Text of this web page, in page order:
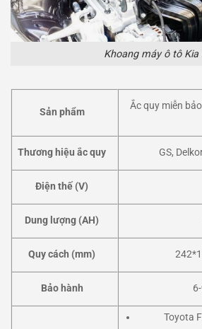
Khoang máy ô tô Kia
Sản phẩm
Ắc quy miễn
Thương hiệu ắc quy GS,
Điện thế (V)
Dung lượng (AH)
Quy cách (mm)
Bảo hành
Toyota